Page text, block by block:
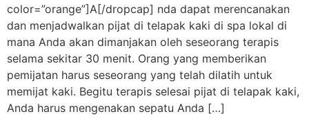
color=”orange”]A[/dropcap] nda dapat merencanakan
dan menjadwalkan pijat di telapak kaki di spa lokal di
mana Anda akan dimanjakan oleh seseorang terapis
selama sekitar 30 menit. Orang yang memberikan
pemijatan harus seseorang yang telah dilatih untuk
memijat kaki. Begitu terapis selesai pijat di telapak kaki,
Anda harus mengenakan sepatu Anda […]